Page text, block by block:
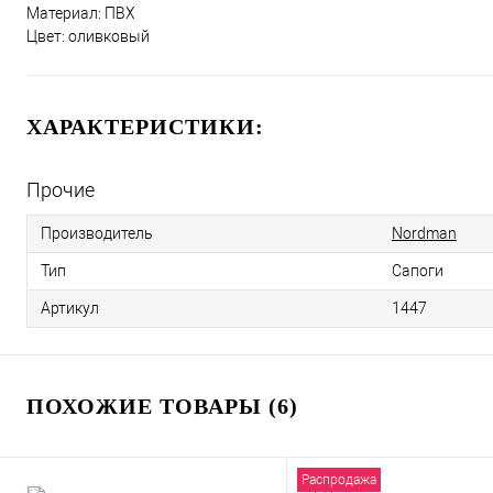
Материал: ПВХ
Цвет: оливковый
ХАРАКТЕРИСТИКИ:
Прочие
Производитель Nordman
Тип Сапоги
Артикул 1447
ПОХОЖИЕ ТОВАРЫ (6)
Распродажа